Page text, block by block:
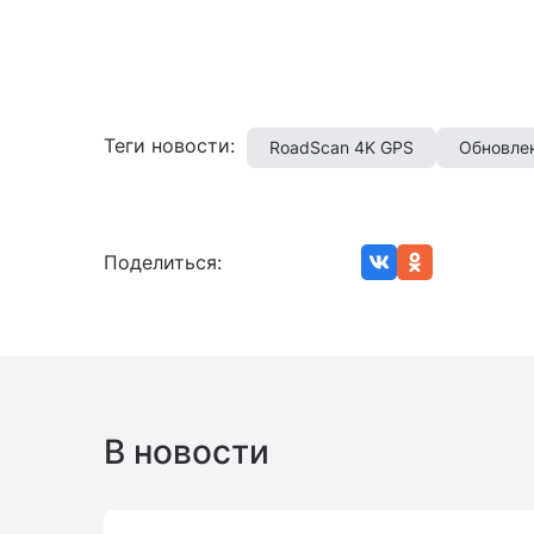
Теги новости: RoadScan 4K GPS
Поделиться:
В новости